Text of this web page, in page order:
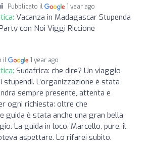
Pubblicato il 1 year ago
Vacanza in Madagascar Stupenda
con Noi Viggi Riccione
il 1 year ago
Sudafrica: che dire? Un viaggio
L’organizzazione è stata
sempre presente, attenta e
ogni richiesta: oltre che
guida è stata anche una gran bella
La guida in loco, Marcello, pure, il
aspettare. Lo rifarei subito.